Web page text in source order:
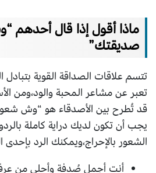
ماذا أقول إذا قال أحدهم
صديقتك”
تتسم علاقات الصداقة القوية بتبادل
تعبر عن مشاعر المحبة والود،ومن
قد تُطرح بين الأصدقاء هو “وش
يجب أن تكون لديك دراية كاملة
الشعور بالإحراج،ويمكنك الرد بإحدى
أنت أجمل صُدفة وأحلى من